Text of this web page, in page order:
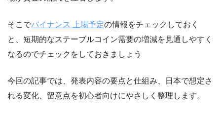
そこでバイナンス 上場予定の情報をチェックしておく
と、短期的なステーブルコイン需要の増減を見通しやすく
なるのでチェックをしておきましょう
今回の記事では、発表内容の要点と仕組み、日本で想定さ
れる変化、留意点を初心者向けにやさしく整理します。